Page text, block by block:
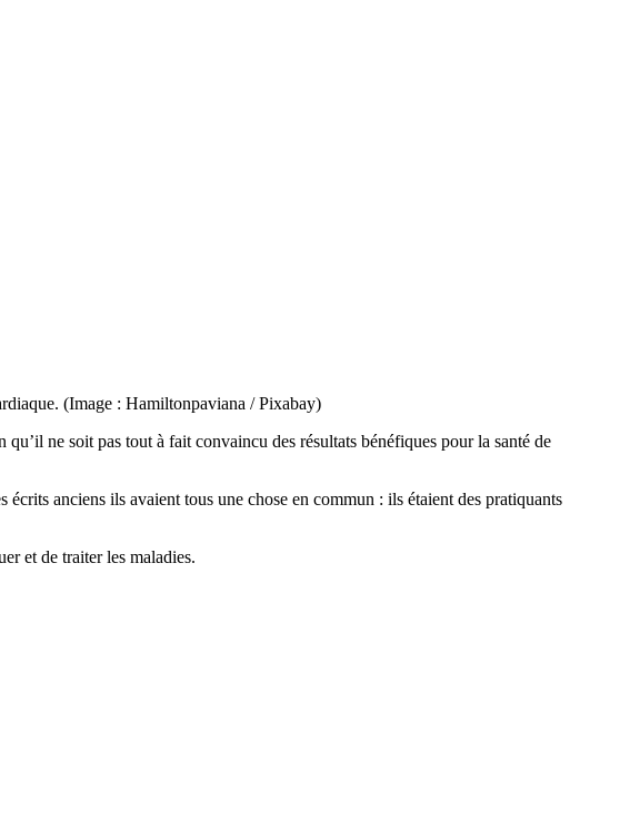
(Image : Hamiltonpaviana / Pixabay)
ne soit pas tout à fait convaincu des résultats bénéfiques pour la santé de
anciens ils avaient tous une chose en commun : ils étaient des pratiquants
et de traiter les maladies.